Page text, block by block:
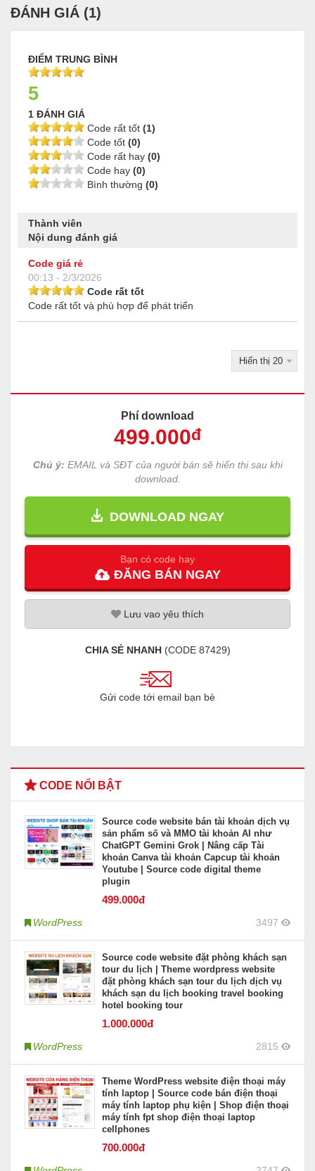
ĐÁNH GIÁ (1)
ĐIỂM TRUNG BÌNH
5
1 ĐÁNH GIÁ
Code rất tốt (1)
Code tốt (0)
Code rất hay (0)
Code hay (0)
Bình thường (0)
Thành viên
Nội dung đánh giá
Code giá rẻ
00:13 - 2/3/2026
Code rất tốt
Code rất tốt và phù hợp để phát triển
Phí download
499.000đ
Chú ý: EMAIL và SĐT của người bán sẽ hiển thị sau khi
download.
DOWNLOAD NGAY
Bạn có code hay
ĐĂNG BÁN NGAY
Lưu vao yêu thích
CHIA SẺ NHANH(CODE 87429)
Gửi code tới email bạn bè
CODE NỔI BẬT
Source code website bán tài khoản dịch vụ
sản phẩm số và MMO tài khoản AI như
ChatGPT Gemini Grok | Nâng cấp Tài
khoản Canva tài khoản Capcup tài khoản
Youtube | Source code digital theme
plugin
499.000đ
WordPress 3497
Source code website đặt phòng khách sạn
tour du lịch | Theme wordpress website
đặt phòng khách sạn tour du lịch dịch vụ
khách sạn du lịch booking travel booking
hotel booking tour
1.000.000đ
WordPress 2815
Theme WordPress website điện thoại máy
tính laptop | Source code bán điện thoại
máy tính laptop phụ kiện | Shop điện thoại
máy tính fpt shop điện thoại laptop
cellphones
700.000đ